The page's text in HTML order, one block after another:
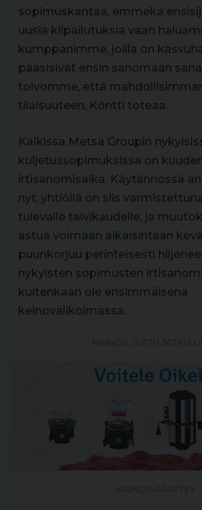
sopimuskantaa, emmekä
uusia kilpailutuksia vaan
kumppanimme, joilla on
pääsisivät ensin sanomaan
toivomme, että
tilaisuuteen, Köntti toteaa.
Kaikissa Metsä Groupin
kuljetussopimuksissa on
irtisanomisaika. Käytännössä
nyt, yhtiöllä on siis
tulevalle talvikaudelle, ja
astua voimaan aikaisintaan
puunkorjuu perinteisesti
nykyisten sopimusten
kuitenkaan ole ensimmäisenä
keinovalikoimassa.